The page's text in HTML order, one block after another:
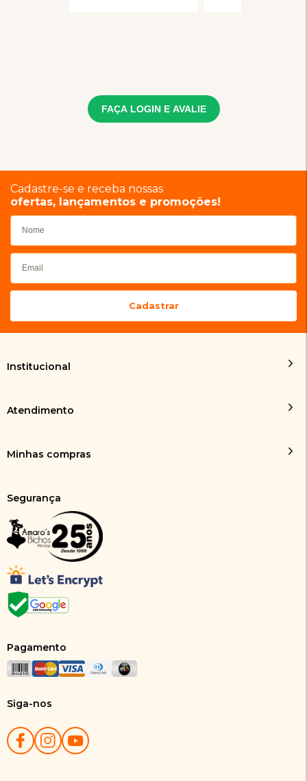
FAÇA LOGIN E AVALIE
Cadastre-se e receba nossas
ofertas, lançamentos e promoções!
Institucional
Atendimento
Minhas compras
Segurança
Pagamento
Siga-nos